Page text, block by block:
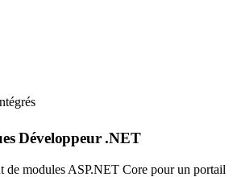
Développeur .NET
de modules ASP.NET Core pour un portail